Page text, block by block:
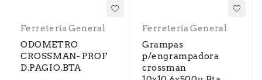
Ferretería General
ODOMETRO
CROSSMAN- PROF
D.PAGIO.BTA
Ferretería General
Grampas
p/engrampadora
crossman